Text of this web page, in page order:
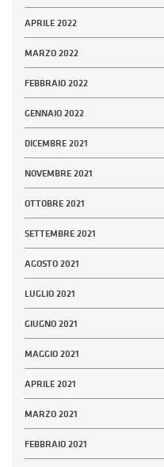
APRILE 2022
MARZO 2022
FEBBRAIO 2022
GENNAIO 2022
DICEMBRE 2021
NOVEMBRE 2021
OTTOBRE 2021
SETTEMBRE 2021
AGOSTO 2021
LUGLIO 2021
GIUGNO 2021
MAGGIO 2021
APRILE 2021
MARZO 2021
FEBBRAIO 2021